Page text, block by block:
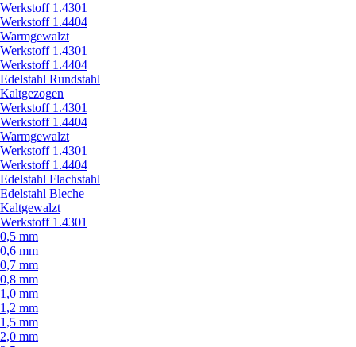
Werkstoff 1.4301
Werkstoff 1.4404
Warmgewalzt
Werkstoff 1.4301
Werkstoff 1.4404
Edelstahl Rundstahl
Kaltgezogen
Werkstoff 1.4301
Werkstoff 1.4404
Warmgewalzt
Werkstoff 1.4301
Werkstoff 1.4404
Edelstahl Flachstahl
Edelstahl Bleche
Kaltgewalzt
Werkstoff 1.4301
0,5 mm
0,6 mm
0,7 mm
0,8 mm
1,0 mm
1,2 mm
1,5 mm
2,0 mm